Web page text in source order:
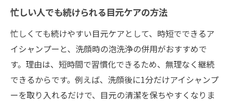
忙しい人でも続けられる目元ケアの方法
忙しくても続けやすい目元ケアとして、時短でできるア
イシャンプーと、洗顔時の泡洗浄の併用がおすすめで
す。理由は、短時間で習慣化できるため、無理なく継続
できるからです。例えば、洗顔後に1分だけアイシャンプ
ーを取り入れるだけで、目元の清潔を保ちやすくなりま